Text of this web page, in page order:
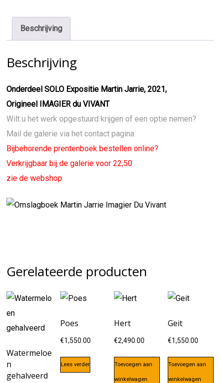
Beschrijving
Beschrijving
Onderdeel SOLO Expositie Martin Jarrie, 2021,
Origineel IMAGIER du VIVANT
Wilt u het werk opgestuurd krijgen of een optie nemen?
Mail de galerie via het contact pagina.
Bijbehorende prentenboek bestellen online?
Verkrijgbaar bij de galerie voor 22,50
zie de webshop
Gerelateerde producten
Watermeloe
n
gehalveerd
Poes
€1,550.00
Lees verder
Hert
€2,490.00
Toevoegen aan
winkelwagen
Geit
€1,550.00
Toevoegen aan
winkelwagen